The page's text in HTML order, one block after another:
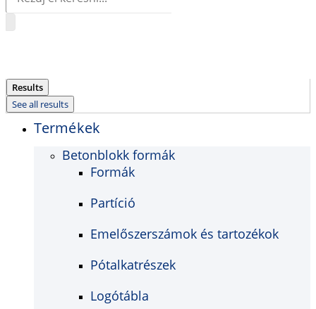
Results
See all results
Termékek
Betonblokk formák
Formák
Partíció
Emelőszerszámok és tartozékok
Pótalkatrészek
Logótábla